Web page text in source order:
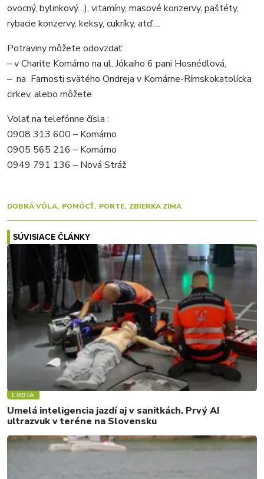
ovocný, bylinkový…), vitamíny, mäsové konzervy, paštéty,
rybacie konzervy, keksy, cukríky, atď….
Potraviny môžete odovzdať:
– v Charite Komárno na ul. Jókaiho 6 pani Hosnédlová,
– na Farnosti svätého Ondreja v Komárne-Rímskokatolícka
cirkev, alebo môžete
Volať na telefónne čísla :
0908 313 600 – Komárno
0905 565 216 – Komárno
0949 791 136 – Nová Stráž
DOBRÁ VÔLA POMÔCŤ PORTE ZBIERKA ZIMA
SÚVISIACE ČLÁNKY
ĽUDIA
Umelá inteligencia jazdí aj v sanitkách. Prvý AI
ultrazvuk v teréne na Slovensku